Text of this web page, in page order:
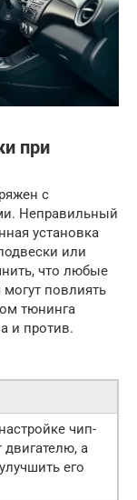
при
с
Неправильный
установка
или
что любые
повлиять
тюнинга
и против.
чип-
а
его